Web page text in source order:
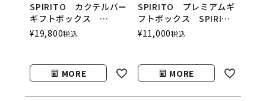
SPIRITO カクテルバー
ギフトボックス
SPIRITO
COCKTAILS（スピリッ
¥19,800税込
MORE
SPIRITO プレミアムギ
フトボックス SPIRITO
COCKTAILS（スピリッ
トカクテルズ）
¥11,000税込
MORE